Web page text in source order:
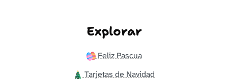
Explorar
Feliz Pascua
Tarjetas de Navidad